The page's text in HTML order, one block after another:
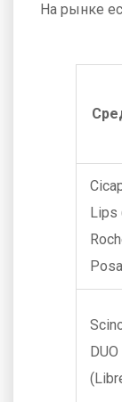
На рынке
Lips
DUO